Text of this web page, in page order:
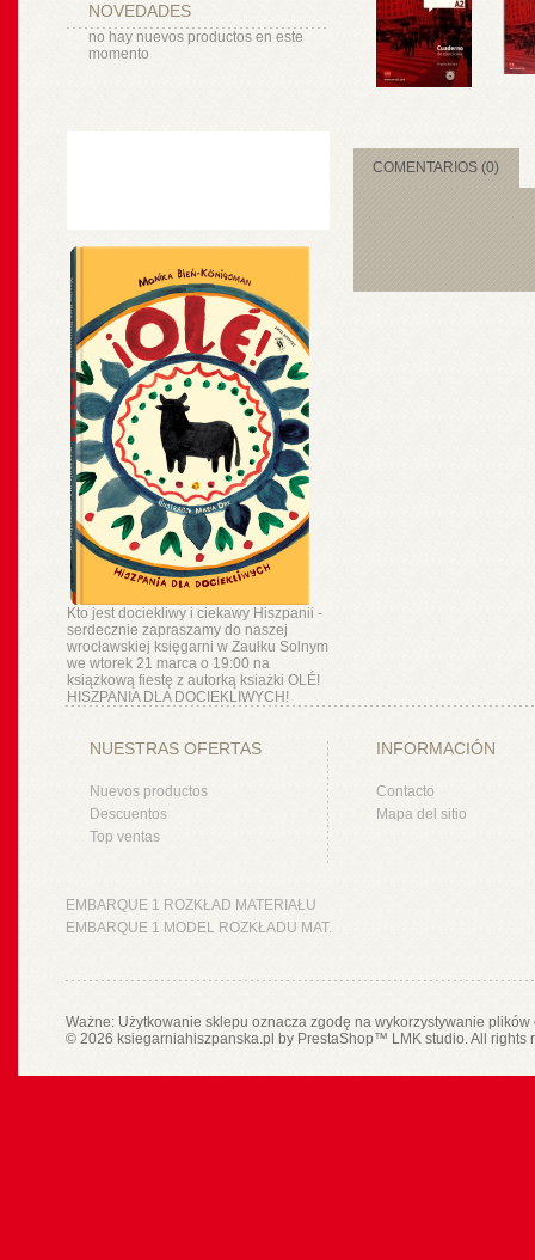
NOVEDADES
no hay nuevos productos en este
momento
Kto jest dociekliwy i ciekawy Hiszpanii -
serdecznie zapraszamy do naszej
wrocławskiej księgarni w Zaułku Solnym
we wtorek 21 marca o 19:00 na
książkową fiestę z autorką ksiażki OLÉ!
HISZPANIA DLA DOCIEKLIWYCH!
COMENTARIOS (0)
NUESTRAS OFERTAS
Nuevos productos
Descuentos
Top ventas
INFORMACIÓN
Contacto
Mapa del sitio
EMBARQUE 1 ROZKŁAD MATERIAŁU
EMBARQUE 1 MODEL ROZKŁADU MAT.
Ważne: Użytkowanie sklepu oznacza zgodę na wykorzystywanie
© 2026 ksiegarniahiszpanska.pl by PrestaShop™ LMK studio. All rights